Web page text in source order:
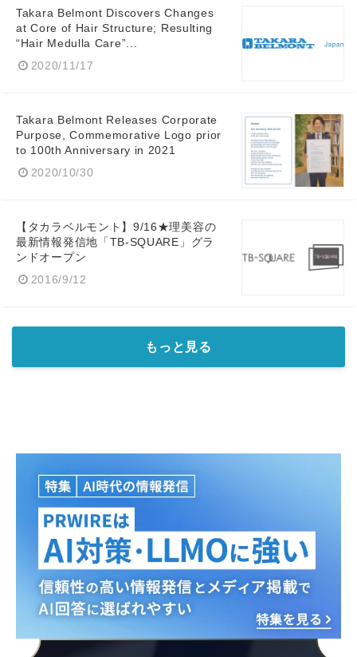
Takara Belmont Discovers Changes
at Core of Hair Structure; Resulting
“Hair Medulla Care”...
2020/11/17
Takara Belmont Releases Corporate
Purpose, Commemorative Logo prior
to 100th Anniversary in 2021
2020/10/30
【タカラベルモント】9/16★理美容の
最新情報発信地「TB-SQUARE」グラ
ンドオープン
2016/9/12
もっと見る